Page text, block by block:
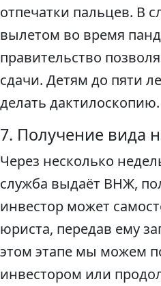
отпечатки пальцев. В
вылетом во время
правительство
сдачи. Детям до пяти
делать дактилоскопию.
7. Получение вида
Через несколько
служба выдаёт ВНЖ,
инвестор может
юриста, передав ему
этом этапе мы можем
инвестором или